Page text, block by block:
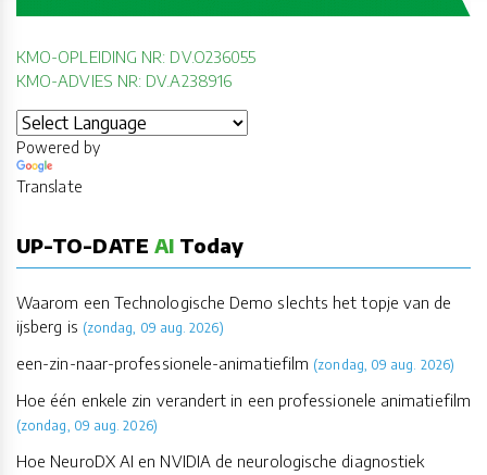
KMO-OPLEIDING NR: DV.O236055
KMO-ADVIES NR: DV.A238916
Powered by
Translate
UP-TO-DATE AI Today
Waarom een Technologische Demo slechts het topje van de
ijsberg is (zondag, 09 aug. 2026)
een-zin-naar-professionele-animatiefilm (zondag, 09 aug. 2026)
Hoe één enkele zin verandert in een professionele animatiefilm
(zondag, 09 aug. 2026)
Hoe NeuroDX AI en NVIDIA de neurologische diagnostiek